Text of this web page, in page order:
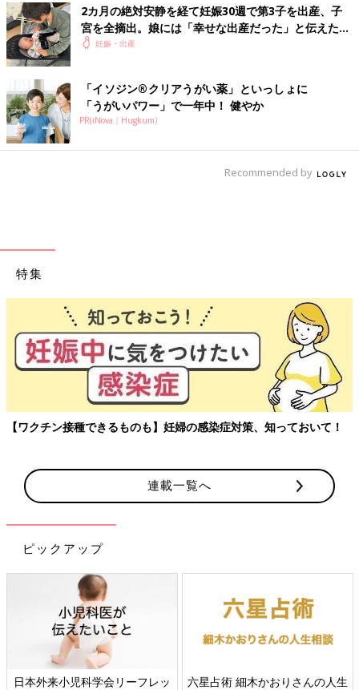
2カ月の絶対安静を経て妊娠30週で第3子を出産、子
宮を全摘出。娘には「幸せな出産だった」と伝えたい
【極低出生体重児】
妊娠・出産
「イソジン®クリアうがい薬」といっしょに
「うがいパワー」で一年中！ 健やか
PR(iNova｜Hugkum)
Recommended by
特集
【ワクチン接種できるものも】妊婦の感染症対策、知っておいて！
連載一覧へ
ピックアップ
日本外来小児科学会リーフレッ
六星占術 細木かおりさんの人生